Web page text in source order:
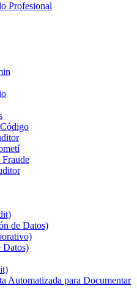
Profesional
de Datos)
Automatizada para Documentar